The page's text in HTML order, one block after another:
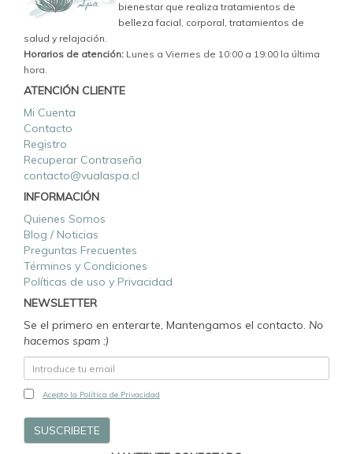
bienestar que realiza tratamientos de
belleza facial, corporal, tratamientos de
salud y relajación.
Horarios de atención: Lunes a Viernes de 10:00 a 19:00 la última
hora.
ATENCIÓN CLIENTE
Mi Cuenta
Contacto
Registro
Recuperar Contraseña
contacto@vualaspa.cl
INFORMACIÓN
Quienes Somos
Blog / Noticias
Preguntas Frecuentes
Términos y Condiciones
Políticas de uso y Privacidad
NEWSLETTER
Se el primero en enterarte, Mantengamos el contacto. No
hacemos spam :)
Acepto la Política de Privacidad